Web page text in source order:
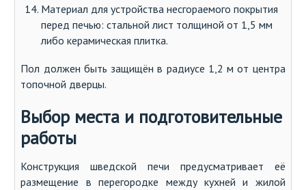
Материал для устройства несгораемого покрытия
перед печью: стальной лист толщиной от 1,5 мм
либо керамическая плитка.
Пол должен быть защищён в радиусе 1,2 м от центра
топочной дверцы.
Выбор места и подготовительные
работы
Конструкция шведской печи предусматривает её
размещение в перегородке между кухней и жилой